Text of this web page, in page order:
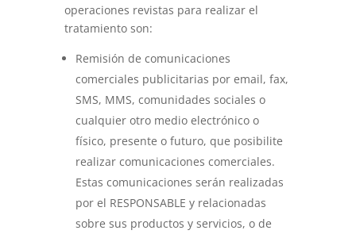
operaciones revistas para realizar el
tratamiento son:
Remisión de comunicaciones
comerciales publicitarias por email, fax,
SMS, MMS, comunidades sociales o
cualquier otro medio electrónico o
físico, presente o futuro, que posibilite
realizar comunicaciones comerciales.
Estas comunicaciones serán realizadas
por el RESPONSABLE y relacionadas
sobre sus productos y servicios, o de